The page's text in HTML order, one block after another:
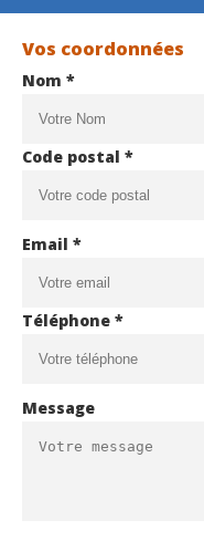
Vos coordonnées
Nom *
Code postal *
Email *
Téléphone *
Message